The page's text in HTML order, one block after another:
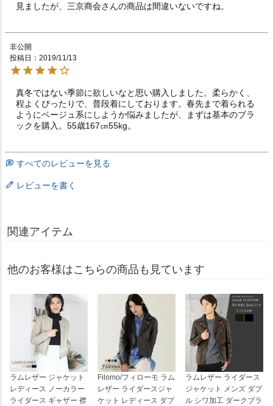
見ましたが、三京商会さんの商品は間違いないですね。
非公開
投稿日
2019/11/13
真冬ではない季節に欲しいなと思い購入しました。柔らかく、
程よくぴったりで、普段着にしております。春先まで着られる
ようにベージュ系にしようか悩みましたが、まずは基本のブラ
すべてのレビューを見る
レビューを書く
関連アイテム
他のお客様はこちらの商品も見ています
ラムレザー ジャケット
レディース ノーカラー
ライダース ギャザー 襟
Filomo/フィローモ ラム
レザー ライダースジャ
ケット レディース ダブ
ラムレザー ライダース
ジャケット メンズ ダブ
ル シワ加工 ダークブラ